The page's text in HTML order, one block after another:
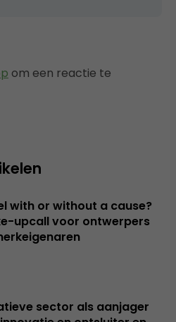
om een reactie te
with or without a cause?
upcall voor ontwerpers
sector als aanjager